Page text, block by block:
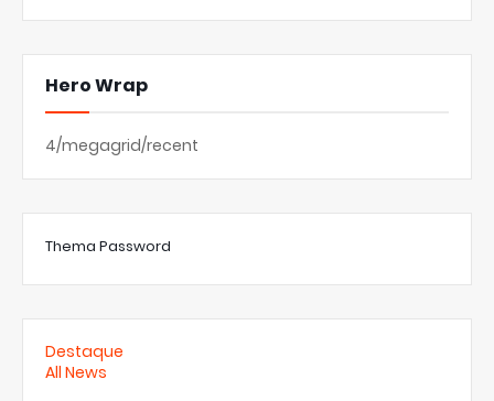
Hero Wrap
4/megagrid/recent
Thema Password
Destaque
All News